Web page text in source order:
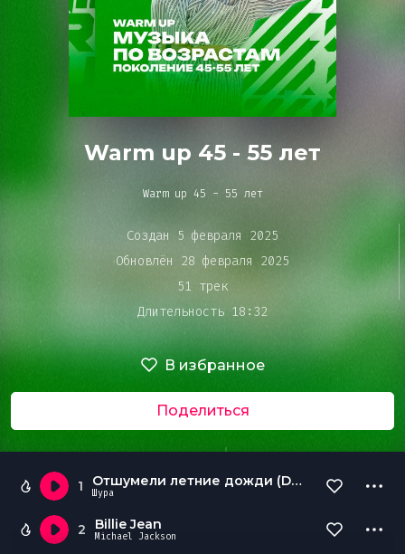
Плейлисты
Event
Bar&Club
Mainstage
Эдиторы
Чарты
DJ BATTLE
Warm up 45 - 55 лет
Warm up 45 - 55 лет
Создан 5 февраля 2025
Обновлён 28 февраля 2025
51 трек
Длительность 18:32
В избранное
Поделиться
1 Отшумели летние дожди (Denis Repin intro)
Шура
2 Billie Jean
Michael Jackson
воспроизведения